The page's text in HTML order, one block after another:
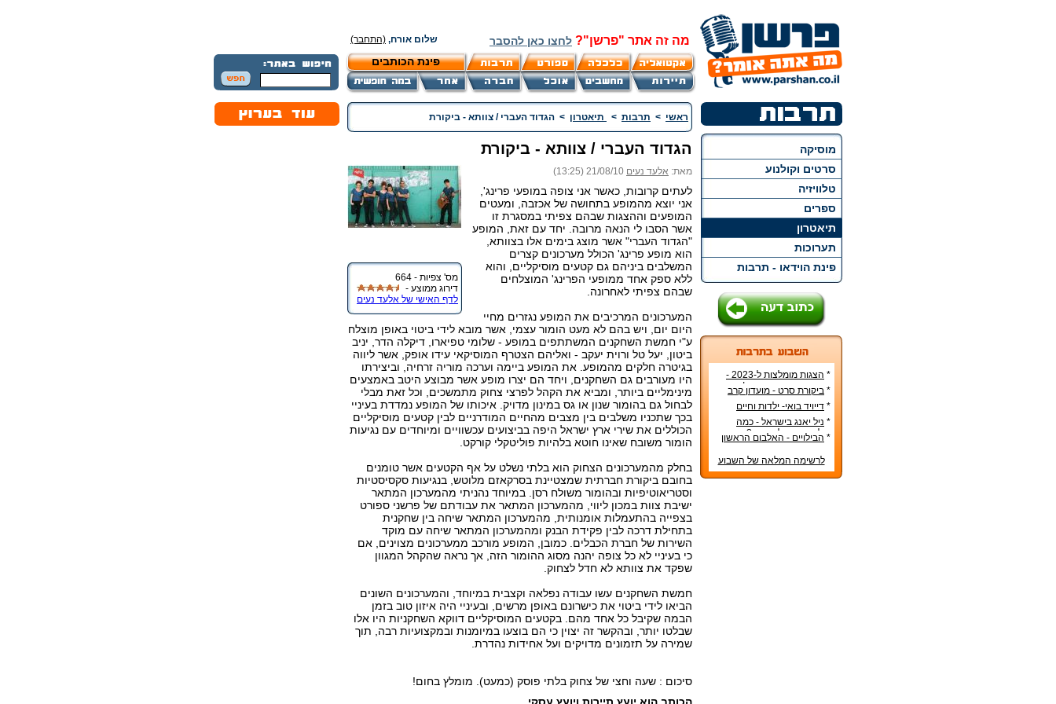
מה זה אתר "פרשן"? לחצו כאן להסבר שלום אורח, (התחבר)
פינת הכותבים
מוסיקה
סרטים וקולנוע
טלוויזיה
ספרים
תיאטרון
תערוכות
פינת הוידאו - תרבות
*
הצגות מומלצות ל-2023 -
הרשימה הטובה ביותר!
* ביקורת סרט - מועדון קרב
* דייויד בואי- ילדות וחיים
אישיים
* ניל יאנג בישראל - כמה
עולה כרטיס להופעה?
* הבילויים - האלבום הראשון
לרשימה המלאה של השבוע
ראשי > תרבות > תיאטרון > הגדוד העברי / צוותא - ביקורת
מס' צפיות - 664
דירוג ממוצע -
לדף האישי של אלעד נעים
הגדוד העברי / צוותא - ביקורת
מאת: אלעד נעים 21/08/10 (13:25)
לעתים קרובות, כאשר אני צופה במופעי פרינג',
אני יוצא מהמופע בתחושה של אכזבה, ומעטים
המופעים וההצגות שבהם צפיתי במסגרת זו
אשר הסבו לי הנאה מרובה. יחד עם זאת, המופע
"הגדוד העברי" אשר מוצג בימים אלו בצוותא,
הוא מופע פרינג' הכולל מערכונים קצרים
המשלבים ביניהם גם קטעים מוסיקליים, והוא
ללא ספק אחד ממופעי הפרינג' המוצלחים
שבהם צפיתי לאחרונה.
המערכונים המרכיבים את המופע נגזרים מחיי
היום יום, ויש בהם לא מעט הומור עצמי, אשר מובא לידי ביטוי באופן מוצלח
ע"י חמשת השחקנים המשתתפים במופע - שלומי טפיארו, דיקלה הדר, יניב
ביטון, יעל טל ורוית יעקב - ואליהם הצטרף המוסיקאי עידו אופק, אשר ליווה
בגיטרה חלקים מהמופע. את המופע ביימה וערכה מוריה זרחיה, וביצירתו
היו מעורבים גם השחקנים, ויחד הם יצרו מופע אשר מבוצע היטב באמצעים
מינימליים ביותר, ומביא את הקהל לפרצי צחוק מתמשכים, וכל זאת מבלי
לבחול גם בהומור שנון או גס במינון מדויק. איכותו של המופע נמדדת בעיניי
בכך שתכניו משלבים בין מצבים מהחיים המודרניים לבין קטעים מוסיקליים
הכוללים את שירי ארץ ישראל היפה בביצועים עכשוויים ומיוחדים עם נגיעות
הומור משובח שאינו חוטא בלהיות פוליטקלי קורקט.
בחלק מהמערכונים הצחוק הוא בלתי נשלט על אף הקטעים אשר טומנים
בחובם ביקורת חברתית שמצטיינת בסרקאזם מלוטש, בנגיעות סקסיסטיות
וסטריאוטיפיות ובהומור משולח רסן. במיוחד נהניתי מהמערכון המתאר
ישיבת צוות במכון ליווי, מהמערכון המתאר את עבודתם של פרשני ספורט
בצפייה בהתעמלות אומנותית, מהמערכון המתאר שיחה בין שחקנית
בתחילת דרכה לבין פקידת הבנק ומהמערכון המתאר שיחה עם מוקד
השירות של חברת הכבלים. כמובן, המופע מורכב ממערכונים מצוינים, אם
כי בעיניי לא כל צופה יהנה מסוג ההומור הזה, אך נראה שהקהל המגוון
שפקד את צוותא לא חדל לצחוק.
חמשת השחקנים עשו עבודה נפלאה וקצבית במיוחד, והמערכונים השונים
הביאו לידי ביטוי את כישרונם באופן מרשים, ובעיניי היה איזון טוב בזמן
הבמה שקיבל כל אחד מהם. בקטעים המוסיקליים דווקא השחקניות היו אלו
שבלטו יותר, ובהקשר זה יצוין כי הם בוצעו במיומנות ובמקצועיות רבה, תוך
שמירה על תזמונים מדויקים ועל אחידות נהדרת.
סיכום : שעה וחצי של צחוק בלתי פוסק (כמעט). מומלץ בחום!